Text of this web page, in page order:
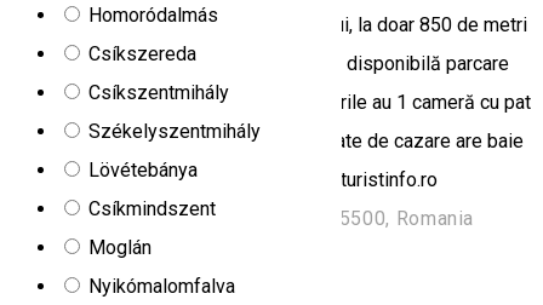
Homoródalmás
Csíkszereda
Csíkszentmihály
Székelyszentmihály
Lövétebánya
Csíkmindszent
Moglán
Nyikómalomfalva
muntoasă pitorească a Cheilor Bicazului, la doar 850 de metri
de Lacul Roșu din județul Harghita. Este disponibilă parcare
privată gratuită la proprietate. Bungalourile au 1 cameră cu pat
dublu sau twin și televizor. Fiecare unitate de cazare are baie
privată cu duș. Sursa foto: https://www.turistinfo.ro
Strada Ady Endre 76, Gheorgheni 535500, Romania
Kemping